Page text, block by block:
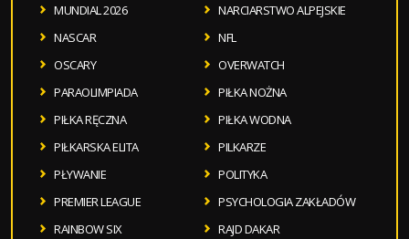
MUNDIAL 2026
NARCIARSTWO ALPEJSKIE
NASCAR
NFL
OSCARY
OVERWATCH
PARAOLIMPIADA
PIŁKA NOŻNA
PIŁKA RĘCZNA
PIŁKA WODNA
PIŁKARSKA ELITA
PILKARZE
PŁYWANIE
POLITYKA
PREMIER LEAGUE
PSYCHOLOGIA ZAKŁADÓW
RAINBOW SIX
RAJD DAKAR